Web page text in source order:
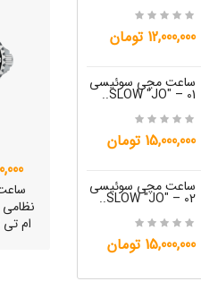
12,000,000 تومان
ساعت مچی سوئیسی
SLOW "JO" – 01..
15,000,000 تومان
ساعت مچی سوئیسی
SLOW "JO" – 02..
15,000,000 تومان
ام تی CB-2000A-D1-KB